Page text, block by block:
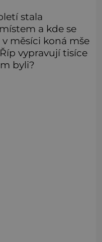
stala
a kde se
měsíci koná mše
vypravují tisíce
byli?